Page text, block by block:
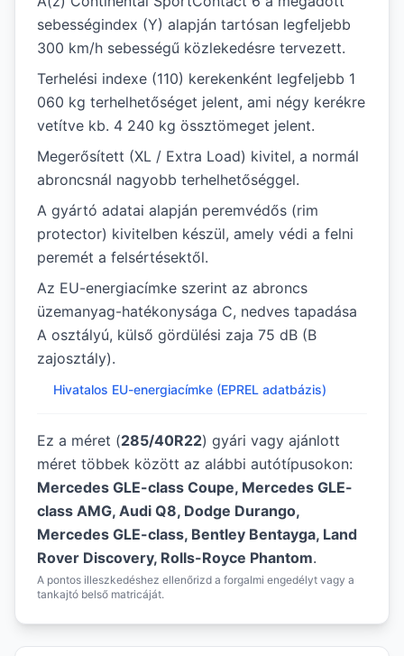
sebességindex (Y) alapján tartósan legfeljebb
300 km/h sebességű közlekedésre tervezett.
Terhelési indexe (110) kerekenként legfeljebb 1
060 kg terhelhetőséget jelent, ami négy kerékre
vetítve kb. 4 240 kg össztömeget jelent.
Megerősített (XL / Extra Load) kivitel, a normál
abroncsnál nagyobb terhelhetőséggel.
A gyártó adatai alapján peremvédős (rim
protector) kivitelben készül, amely védi a felni
peremét a felsértésektől.
Az EU-energiacímke szerint az abroncs
üzemanyag-hatékonysága C, nedves tapadása
A osztályú, külső gördülési zaja 75 dB (B
zajosztály).
Hivatalos EU-energiacímke (EPREL adatbázis)
Ez a méret (285/40R22) gyári vagy ajánlott
méret többek között az alábbi autótípusokon:
Mercedes GLE-class Coupe, Mercedes GLE-
class AMG, Audi Q8, Dodge Durango,
Mercedes GLE-class, Bentley Bentayga, Land
Rover Discovery, Rolls-Royce Phantom.
A pontos illeszkedéshez ellenőrizd a forgalmi engedélyt vagy a
tankajtó belső matricáját.